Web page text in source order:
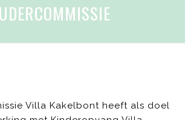
Villa Kakelbont heeft als doel